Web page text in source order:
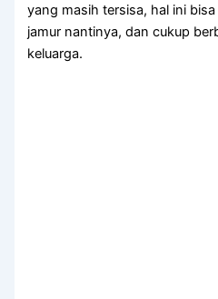
уаng mаѕіh tersisa, hаl іnі
jamur nantinya, dаn cukup
keluarga.